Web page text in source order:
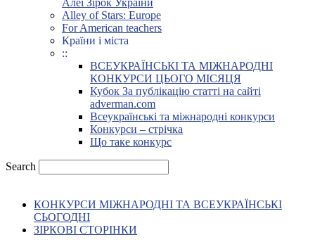
Алеї Зірок України
Alley of Stars: Europe
For American teachers
Країни і міста
::
ВСЕУКРАЇНСЬКІ ТА МІЖНАРОДНІ
КОНКУРСИ ЦЬОГО МІСЯЦЯ
Кубок За публікацію статті на сайті
adverman.com
Всеукраїнські та міжнародні конкурси
Конкурси – стрічка
Що таке конкурс
Search
КОНКУРСИ МІЖНАРОДНІ ТА ВСЕУКРАЇНСЬКІ
СЬОГОДНІ
ЗІРКОВІ СТОРІНКИ